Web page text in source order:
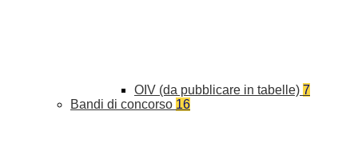
OIV (da pubblicare in tabelle) 7
Bandi di concorso 16